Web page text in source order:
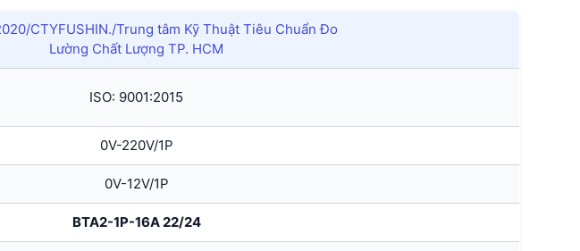
CTYFUSHIN./Trung tâm Kỹ Thuật Tiêu Chuẩn Đo
Lường Chất Lượng TP. HCM
ISO: 9001:2015
0V-220V/1P
0V-12V/1P
BTA2-1P-16A 22/24